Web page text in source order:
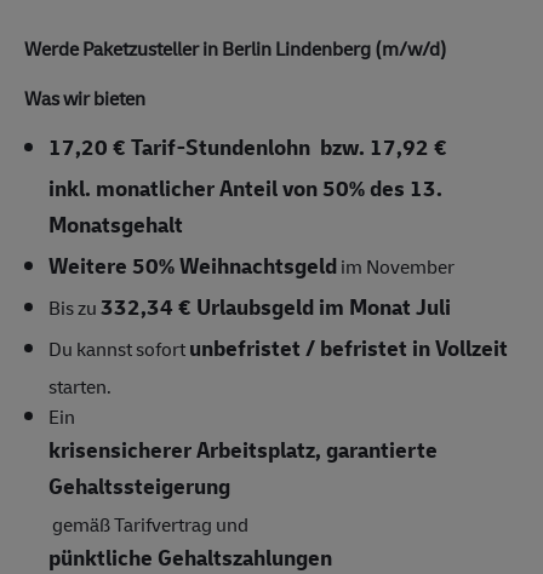
Werde Paketzusteller in Berlin Lindenberg (m/w/d)
Was wir bieten
17,20 € Tarif-Stundenlohn bzw. 17,92 €
inkl. monatlicher Anteil von 50% des 13.
Monatsgehalt
Weitere 50% Weihnachtsgeldim November
Bis zu332,34 € Urlaubsgeld im Monat Juli
Du kannst sofortunbefristet / befristet in Vollzeit
starten.
Ein
krisensicherer Arbeitsplatz, garantierte
Gehaltssteigerung
gemäß Tarifvertrag und
pünktliche Gehaltszahlungen